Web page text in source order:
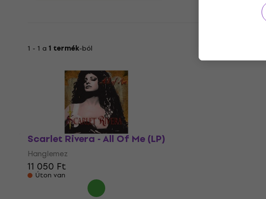
1 - 1 a 1 termék-ból
Scarlet Rivera - All Of Me (LP)
Hanglemez
11 050 Ft
Úton van